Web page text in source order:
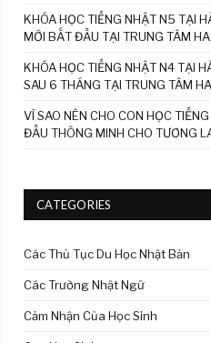
KHÓA HỌC TIẾNG NHẬT N5 TẠI
MỚI BẮT ĐẦU TẠI TRUNG TÂM
KHÓA HỌC TIẾNG NHẬT N4 TẠI
SAU 6 THÁNG TẠI TRUNG TÂM
VÌ SAO NÊN CHO CON HỌC
ĐẦU THÔNG MINH CHO TƯƠNG
CATEGORIES
Các Thủ Tục Du Học Nhật Bản
Các Trường Nhật Ngữ
Cảm Nhận Của Học Sinh